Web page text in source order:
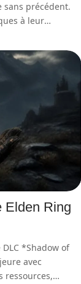
sans précédent.
à leur…
Elden Ring
*Shadow of
avec
ressources,…